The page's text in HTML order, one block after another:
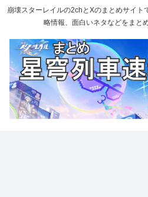
崩壊スターレイルの2chとXのまとめサイト
略情報、面白いネタなどをまと